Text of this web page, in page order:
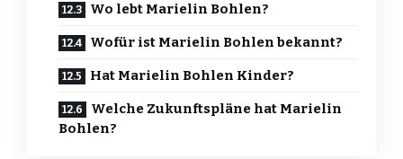
Wo lebt Marielin Bohlen?
Wofür ist Marielin Bohlen bekannt?
Hat Marielin Bohlen Kinder?
Welche Zukunftspläne hat Marielin
Bohlen?